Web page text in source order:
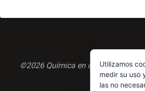
©2026 Química en casa.com
Utilizamos
medir su uso
las no